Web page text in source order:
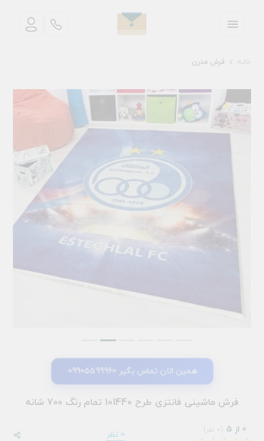
خانه فرش مدرن
همین الان تماس بگیر 09905599960
فرش ماشینی فانتزی طرح 101440 تمام رنگ 700 شانه
0 از 5 0 نظر